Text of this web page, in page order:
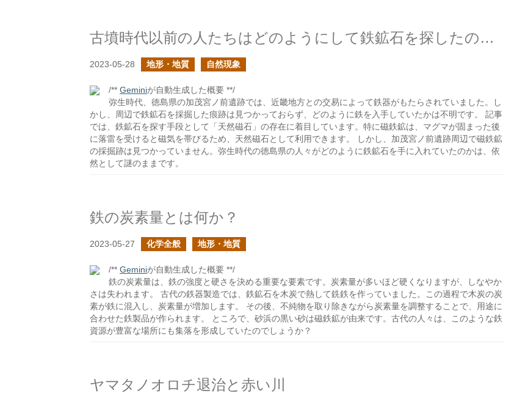
古墳時代以前の人たちはどのようにして鉄鉱石を探したのだろう？
2023-05-28 地形・地質 自然現象
/** Geminiが自動生成した概要 **/
弥生時代、徳島県の加茂宮ノ前遺跡では、近畿地方との交易によって鉄器がもたらされていました。し
かし、周辺で鉄鉱石を採掘した痕跡は見つかっておらず、どのように鉄を入手していたかは不明です。 記事
では、鉄鉱石を探す手段として「天然磁石」の存在に着目しています。特に磁鉄鉱は、マグマが固まった後
に落雷を受けると磁気を帯びるため、天然磁石として利用できます。 しかし、加茂宮ノ前遺跡周辺で磁鉄鉱
の採掘跡は見つかっていません。弥生時代の徳島県の人々がどのように鉄鉱石を手に入れていたのかは、依
然として謎のままです。
鉄の炭素量とは何か？
2023-05-27 化学全般 地形・地質
/** Geminiが自動生成した概要 **/
鉄の炭素量は、鉄の強度と硬さを決める重要な要素です。炭素量が多いほど硬くなりますが、しなやか
さは失われます。 古代の鉄器製造では、鉄鉱石を木炭で熱して銑鉄を作っていました。この過程で木炭の炭
素が鉄に混入し、炭素量が増加します。 その後、不純物を取り除きながら炭素量を調整することで、用途に
合わせた鉄製品が作られます。 ところで、砂浜の黒い砂は磁鉄鉱が由来です。古代の人々は、このような鉄
資源が豊富な場所にも集落を形成していたのでしょうか？
ヤマタノオロチ退治と赤い川